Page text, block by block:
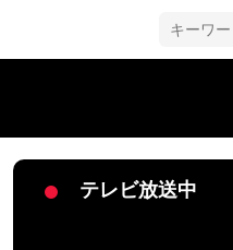
一次予選
テレビ放送中